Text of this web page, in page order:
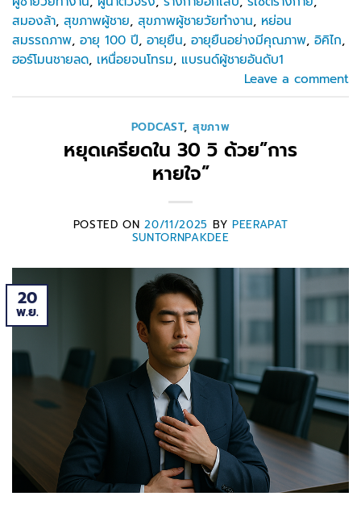
สมองล้า, สุขภาพผู้ชาย, สุขภาพผู้ชายวัยทำงาน, หย่อน
สมรรถภาพ, อายุ 100 ปี, อายุยืน, อายุยืนอย่างมีคุณภาพ, อิคิไก,
ฮอร์โมนชายลด, เหนื่อยจนโทรม, แบรนด์ผู้ชายอันดับ1
Leave a comment
PODCAST, สุขภาพ
หยุดเครียดใน 30 วิ ด้วย”การ
หายใจ”
POSTED ON20/11/2025 BY PEERAPAT
SUNTORNPAKDEE
20
พ.ย.